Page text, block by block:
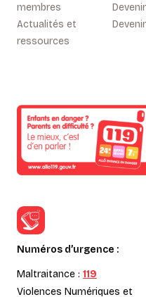
membres
Actualités et
ressources
Numéros d’urgence :
Maltraitance : 119
Violences Numériques et